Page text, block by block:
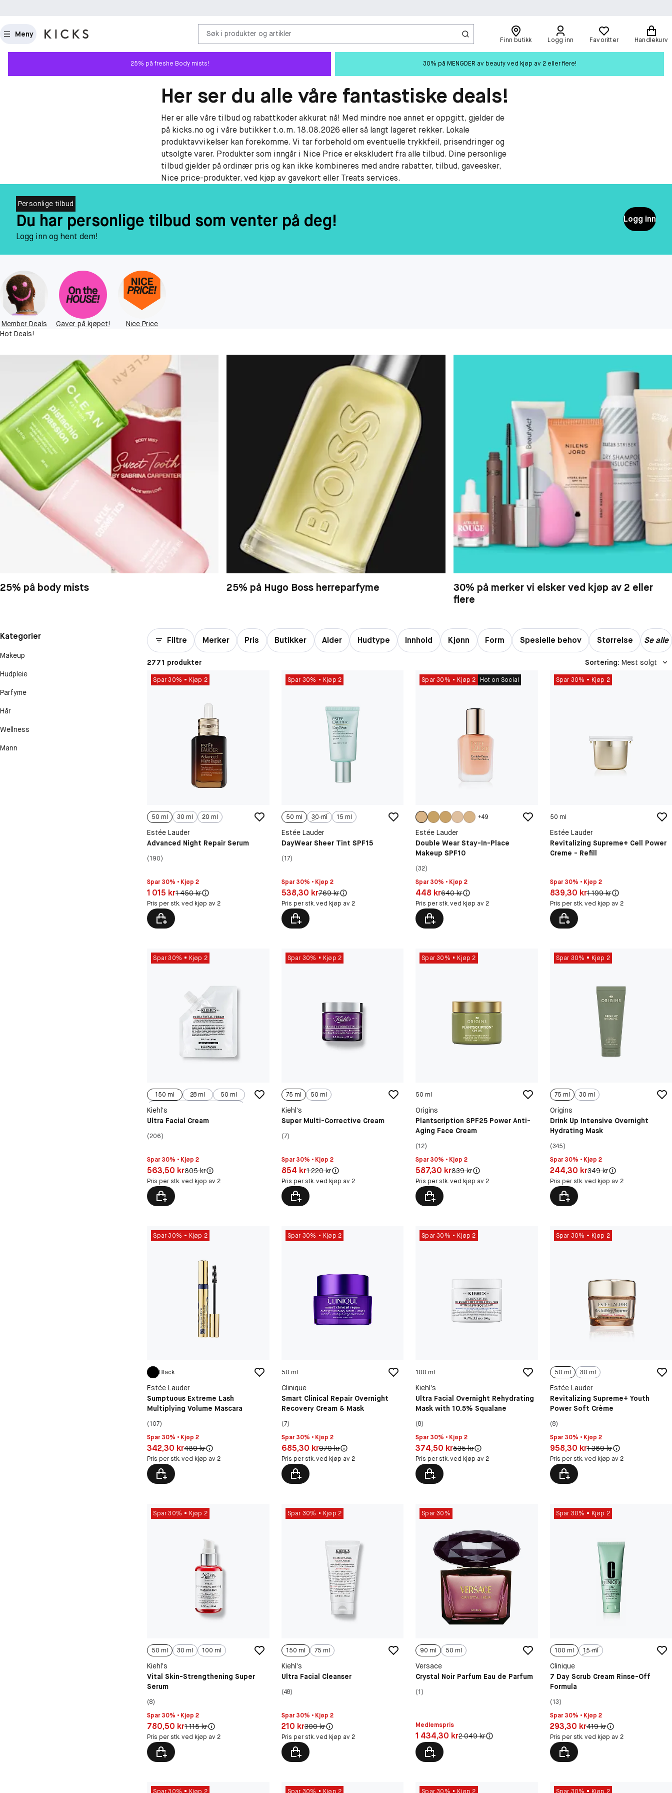
Meny Søk i produkter og artikler
Finn butikk Logg inn Favoritter Handlekurv
25% på freshe Body mists! 30% på MENGDER av beauty ved kjøp av 2 eller flere!
Her ser du alle våre fantastiske deals!
Her er alle våre tilbud og rabattkoder akkurat nå! Med mindre noe annet er oppgitt, gjelder de
på kicks.no og i våre butikker t.o.m. 18.08.2026 eller så langt lageret rekker. Lokale
produktavvikelser kan forekomme. Vi tar forbehold om eventuelle trykkfeil, prisendringer og
utsolgte varer. Produkter som inngår i Nice Price er ekskludert fra alle tilbud. Dine personlige
tilbud gjelder på ordinær pris og kan ikke kombineres med andre rabatter, tilbud, gaveesker,
Nice price-produkter, ved kjøp av gavekort eller Treats services.
Personlige tilbud
Du har personlige tilbud som venter på deg!
Logg inn og hent dem!
Logg inn
Member Deals Gaver på kjøpet!
Nice Price
Hot Deals!
25% på body mists 25% på Hugo Boss herreparfyme
30% på merker vi elsker ved kjøp av 2 eller
flere
Kategorier
Makeup
Hudpleie
Parfyme
Hår
Wellness
Mann
Filtre Merker Pris Butikker Alder Hudtype Innhold Kjønn Form Spesielle behov Størrelse Se alle
2771 produkter Sortering: Mest solgt
Spar 30% Kjøp 2
50 ml 30 ml 20 ml
Estée Lauder
Advanced Night Repair Serum
(190)
Spar 30% • Kjøp 2
Pris: 1 015 kr
1 015 krOriginal pris:
1 450 kr
Pris per stk. ved kjøp av 2
Spar 30% Kjøp 2
50 ml 30 ml 15 ml
Estée Lauder
DayWear Sheer Tint SPF15
(17)
Spar 30% • Kjøp 2
Pris: 538,30 kr
538,30 krOriginal pris:
769 kr
Pris per stk. ved kjøp av 2
Spar 30% Kjøp 2 Hot on Social
+49
Estée Lauder
Double Wear Stay-In-Place
Makeup SPF10
(32)
Spar 30% • Kjøp 2
Pris: 448 kr
448 krOriginal pris:
640 kr
Pris per stk. ved kjøp av 2
Spar 30% Kjøp 2
50 ml
Estée Lauder
Revitalizing Supreme+ Cell Power
Creme - Refill
Spar 30% • Kjøp 2
Pris: 839,30 kr
839,30 krOriginal pris:
1 199 kr
Pris per stk. ved kjøp av 2
Spar 30% Kjøp 2
150 ml 28 ml
50 ml
Kiehl’s
Ultra Facial Cream
(206)
Spar 30% • Kjøp 2
Pris: 563,50 kr
563,50 krOriginal pris:
805 kr
Pris per stk. ved kjøp av 2
Spar 30% Kjøp 2
75 ml 50 ml
Kiehl’s
Super Multi-Corrective Cream
(7)
Spar 30% • Kjøp 2
Pris: 854 kr
854 krOriginal pris:
1 220 kr
Pris per stk. ved kjøp av 2
Spar 30% Kjøp 2
50 ml
Origins
Plantscription SPF25 Power Anti-
Aging Face Cream
(12)
Spar 30% • Kjøp 2
Pris: 587,30 kr
587,30 krOriginal pris:
839 kr
Pris per stk. ved kjøp av 2
Spar 30% Kjøp 2
75 ml 30 ml
Origins
Drink Up Intensive Overnight
Hydrating Mask
(345)
Spar 30% • Kjøp 2
Pris: 244,30 kr
244,30 krOriginal pris:
349 kr
Pris per stk. ved kjøp av 2
Spar 30% Kjøp 2
Black
Estée Lauder
Sumptuous Extreme Lash
Multiplying Volume Mascara
(107)
Spar 30% • Kjøp 2
Pris: 342,30 kr
342,30 krOriginal pris:
489 kr
Pris per stk. ved kjøp av 2
Spar 30% Kjøp 2
50 ml
Clinique
Smart Clinical Repair Overnight
Recovery Cream & Mask
(7)
Spar 30% • Kjøp 2
Pris: 685,30 kr
685,30 krOriginal pris:
979 kr
Pris per stk. ved kjøp av 2
Spar 30% Kjøp 2
100 ml
Kiehl’s
Ultra Facial Overnight Rehydrating
Mask with 10.5% Squalane
(8)
Spar 30% • Kjøp 2
Pris: 374,50 kr
374,50 krOriginal pris:
535 kr
Pris per stk. ved kjøp av 2
Spar 30% Kjøp 2
50 ml 30 ml
Estée Lauder
Revitalizing Supreme+ Youth
Power Soft Crème
(8)
Spar 30% • Kjøp 2
Pris: 958,30 kr
958,30 krOriginal pris:
1 369 kr
Pris per stk. ved kjøp av 2
Spar 30% Kjøp 2
50 ml 30 ml 100 ml
Kiehl’s
Vital Skin-Strengthening Super
Serum
(8)
Spar 30% • Kjøp 2
Pris: 780,50 kr
780,50 krOriginal pris:
1 115 kr
Pris per stk. ved kjøp av 2
Spar 30% Kjøp 2
150 ml 75 ml
Kiehl’s
Ultra Facial Cleanser
(48)
Spar 30% • Kjøp 2
Pris: 210 kr
210 krOriginal pris:
300 kr
Pris per stk. ved kjøp av 2
Spar 30%
90 ml 50 ml
Versace
Crystal Noir Parfum Eau de Parfum
(1)
Medlemspris
Pris: 1 434,30 kr
1 434,30 krOriginal pris:
2 049 kr
Spar 30% Kjøp 2
100 ml 15 ml
Clinique
7 Day Scrub Cream Rinse-Off
Formula
(13)
Spar 30% • Kjøp 2
Pris: 293,30 kr
293,30 krOriginal pris:
419 kr
Pris per stk. ved kjøp av 2